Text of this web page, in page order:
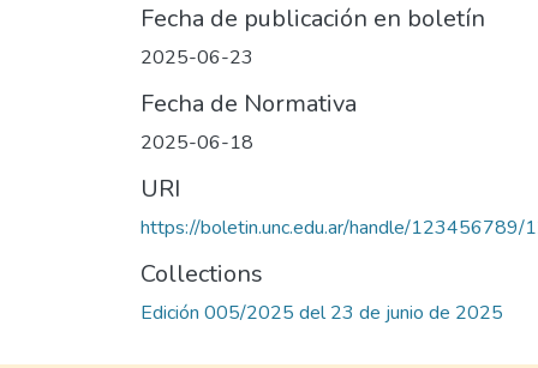
Fecha de publicación en boletín
2025-06-23
Fecha de Normativa
2025-06-18
URI
https://boletin.unc.edu.ar/handle/123456789/
Collections
Edición 005/2025 del 23 de junio de 2025